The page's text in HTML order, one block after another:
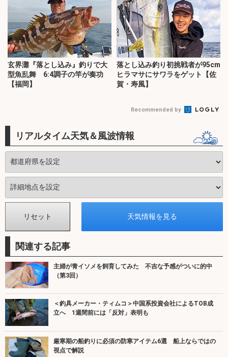
玄界灘『落とし込み』釣りで大
型魚乱舞 6:4調子の竿が奏功
【福岡】
落とし込み釣り初挑戦者が95cm
ヒラマサにサワラをゲット【佐
賀・寿風】
Recommended by
リアルタイム天気＆風波情報
関連する記事
主婦が青イソメを飼育してみた 不吉な予感がついに的中
（第3回）
＜釣具メーカー・ティムコ＞中国系投資会社によるTOB成
立へ 1週間前には「反対」表明も
厳寒期の船釣りに必須の防寒アイテム6選 船上ならではの
視点で解説